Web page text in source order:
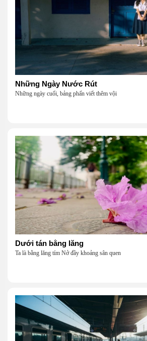
Những Ngày Nước Rút
Những ngày cuối, bảng phấn viết thêm vội
Dưới tán bằng lăng
Ta là bằng lăng tím Nở đầy khoảng sân quen